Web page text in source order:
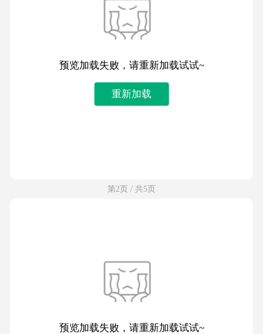
预览加载失败，请重新加载试试~
重新加载
第2页 / 共5页
预览加载失败，请重新加载试试~